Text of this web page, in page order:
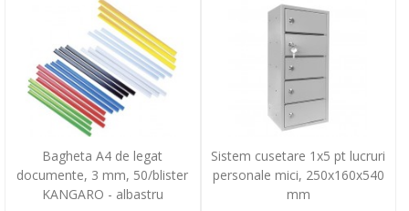
Bagheta A4 de legat
documente, 3 mm, 50/blister
KANGARO - albastru
Sistem cusetare 1x5 pt lucruri
personale mici, 250x160x540
mm